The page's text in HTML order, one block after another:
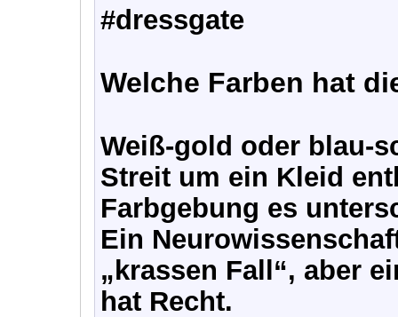
#dressgate
Welche Farben hat
Weiß-gold oder blau-
Streit um ein Kleid
Farbgebung es
Ein
„krassen Fall“, aber
hat Recht.